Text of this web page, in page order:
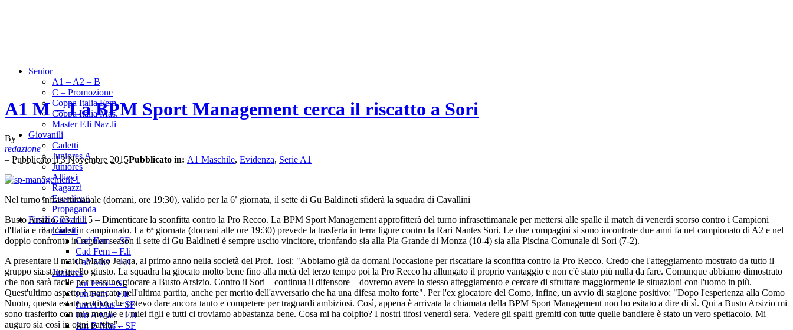
Senior
A1 – A2 – B
C – Promozione
Coppa Italia Fem.
Coppa Italia Mas.
Master F.li Naz.li
Giovanili
Cadetti
Juniores A
Juniores
Allievi
Ragazzi
Esordienti
Propaganda
Finali Giovanili
Cadetti
Cad Fem – SF
Cad Fem – F.li
Cad Mas – F.li
Juniores
Jun Fem – SF
Jun Fem – F.li
Jun A Mas – SF
Jun A Mas – F.li
Jun B Mas – SF
A1 M – La BPM Sport Management cerca il riscatto a Sori
By
redazione
– Pubblicato il 3 Novembre 2015Pubblicato in: A1 Maschile, Evidenza, Serie A1
Nel turno infrasettimanale (domani, ore 19:30), valido per la 6ª giornata, il sette di Gu Baldineti sfiderà la squadra di Cavallini
Busto Arsizio, 03.11.15 – Dimenticare la sconfitta contro la Pro Recco. La BPM Sport Management approfitterà del turno infrasettimanale per mettersi alle spalle il match di venerdì scorso contro i Campioni
d'Italia e rilanciarsi in campionato. La 6ª giornata (domani alle ore 19:30) prevede la trasferta in terra ligure contro la Rari Nantes Sori. Le due compagini si sono incontrate due anni fa nel campionato di A2 e nel
doppio confronto in regular season il sette di Gu Baldineti è sempre uscito vincitore, trionfando sia alla Pia Grande di Monza (10-4) sia alla Piscina Comunale di Sori (7-2).
A presentare il match Marko Jelaca, al primo anno nella società del Prof. Tosi: "Abbiamo già da domani l'occasione per riscattare la sconfitta contro la Pro Recco. Credo che l'atteggiamento mostrato da tutto il
gruppo sia stato quello giusto. La squadra ha giocato molto bene fino alla metà del terzo tempo poi la Pro Recco ha allungato il proprio vantaggio e non c'è stato più nulla da fare. Comunque abbiamo dimostrato
che non sarà facile per nessuno giocare a Busto Arsizio. Contro il Sori – continua il difensore – dovremo avere lo stesso atteggiamento e cercare di sfruttare maggiormente le situazioni con l'uomo in più.
Quest'ultimo aspetto è mancato nell'ultima partita, anche per merito dell'avversario che ha una difesa molto forte". Per l'ex giocatore del Como, infine, un avvio di stagione positivo: "Dopo l'esperienza alla Como
Nuoto, questa estate sentivo che potevo dare ancora tanto e competere per traguardi ambiziosi. Così, appena è arrivata la chiamata della BPM Sport Management non ho esitato a dire di sì. Qui a Busto Arsizio mi
sono trasferito con mia moglie e i miei figli e tutti ci troviamo abbastanza bene. Cosa mi ha colpito? I nostri tifosi venerdì sera. Vedere gli spalti gremiti con tutte quelle bandiere è stato un vero spettacolo. Mi
auguro sia così in ogni partita".